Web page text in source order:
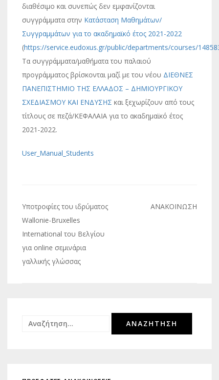
διαθέσιμο και συνεπώς δεν εμφανίζονται
συγγράμματα στην Κατάσταση Μαθημάτων/
Συγγραμμάτων για το ακαδημαϊκό έτος 2021-2022
(https://service.eudoxus.gr/public/departments/courses/
Τα συγγράμματα/μαθήματα του παλαιού
προγράμματος βρίσκονται μαζί με του νέου ΔΙΕΘΝΕΣ
ΠΑΝΕΠΙΣΤΗΜΙΟ ΤΗΣ ΕΛΛΑΔΟΣ – ΔΗΜΙΟΥΡΓΙΚΟΥ
ΣΧΕΔΙΑΣΜΟΥ ΚΑΙ ΕΝΔΥΣΗΣ και ξεχωρίζουν από τους
τίτλους σε πεζά/ΚΕΦΑΛΑΙΑ για το ακαδημαϊκό έτος
2021-2022.
User_Manual_Students
Πλοήγηση
άρθρων
Υποτροφίες του ιδρύματος
Wallonie-Bruxelles
International του Βελγίου
για online σεμινάρια
γαλλικής γλώσσας
ΑΝΑΚΟΙΝΩΣΗ
Αναζήτηση